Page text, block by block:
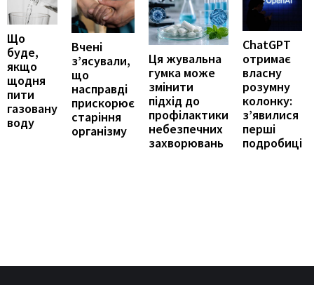
Що
буде,
якщо
щодня
пити
газовану
воду
Вчені
з’ясували,
що
насправді
прискорює
старіння
організму
Ця жувальна
гумка може
змінити
підхід до
профілактики
небезпечних
захворювань
ChatGPT
отримає
власну
розумну
колонку:
з’явилися
перші
подробиці